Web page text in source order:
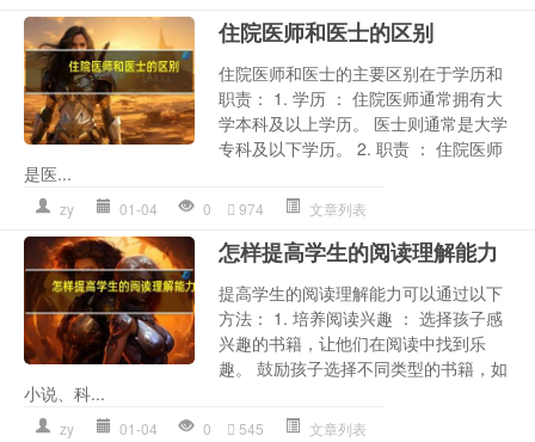
住院医师和医士的区别
住院医师和医士的主要区别在于学历和
职责： 1. 学历 ： 住院医师通常拥有大
学本科及以上学历。 医士则通常是大学
专科及以下学历。 2. 职责 ： 住院医师
是医...
zy 01-04 0 974 文章列表
怎样提高学生的阅读理解能力
提高学生的阅读理解能力可以通过以下
方法： 1. 培养阅读兴趣 ： 选择孩子感
兴趣的书籍，让他们在阅读中找到乐
趣。 鼓励孩子选择不同类型的书籍，如
小说、科...
zy 01-04 0 545 文章列表